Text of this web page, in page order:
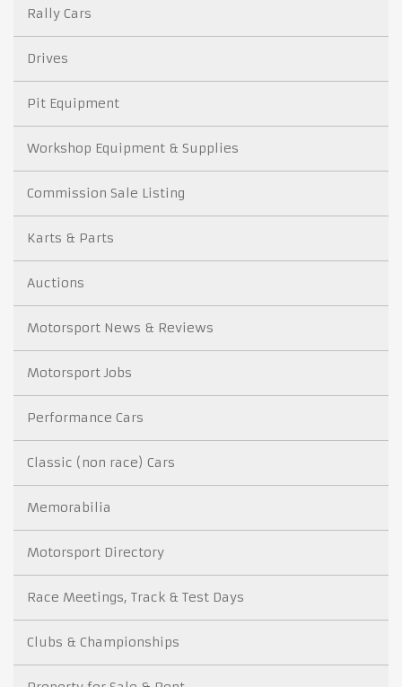
Rally Cars
Drives
Pit Equipment
Workshop Equipment & Supplies
Commission Sale Listing
Karts & Parts
Auctions
Motorsport News & Reviews
Motorsport Jobs
Performance Cars
Classic (non race) Cars
Memorabilia
Motorsport Directory
Race Meetings, Track & Test Days
Clubs & Championships